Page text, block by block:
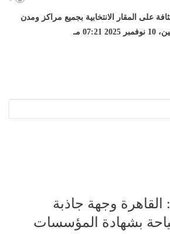
على المقار الانتخابية بجميع مراكز ومدن
مـ
وجهة جاذبة
بشهادة المؤسسات